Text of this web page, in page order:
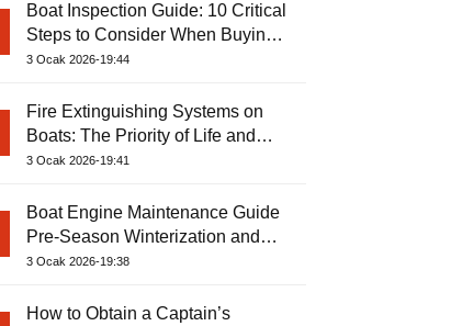
Boat Inspection Guide: 10 Critical
Steps to Consider When Buying a
Used Boat
3 Ocak 2026-19:44
Fire Extinguishing Systems on
Boats: The Priority of Life and
Property Safety at Sea
3 Ocak 2026-19:41
Boat Engine Maintenance Guide
Pre-Season Winterization and
Basic Tips
3 Ocak 2026-19:38
How to Obtain a Captain’s